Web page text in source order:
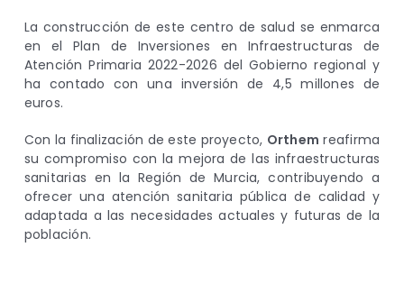
La construcción de este centro de salud se enmarca
en el Plan de Inversiones en Infraestructuras de
Atención Primaria 2022-2026 del Gobierno regional y
ha contado con una inversión de 4,5 millones de
euros.
Con la finalización de este proyecto, Orthem reafirma
su compromiso con la mejora de las infraestructuras
sanitarias en la Región de Murcia, contribuyendo a
ofrecer una atención sanitaria pública de calidad y
adaptada a las necesidades actuales y futuras de la
población.